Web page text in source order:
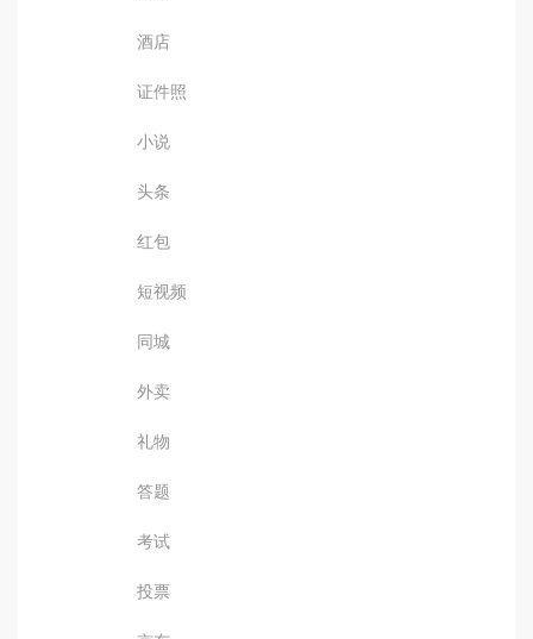
酒店
证件照
小说
头条
红包
短视频
同城
外卖
礼物
答题
考试
投票